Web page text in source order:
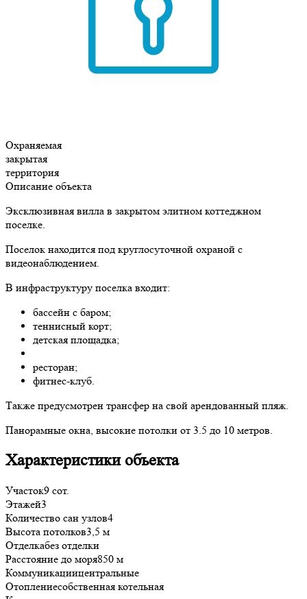
Охраняемая
закрытая
территория
Описание объекта
Эксклюзивная вилла в закрытом элитном коттеджном
поселке.
Поселок находится под круглосуточной охраной с
видеонаблюдением.
В инфраструктуру поселка входит:
бассейн с баром;
теннисный корт;
детская площадка;
ресторан;
фитнес-клуб.
Также предусмотрен трансфер на свой арендованный пляж.
Панорамные окна, высокие потолки от 3.5 до 10 метров.
Характеристики объекта
Участок9 сот.
Этажей3
Количество сан узлов4
Высота потолков3,5 м
Отделкабез отделки
Расстояние до моря850 м
Коммуникациицентральные
Отоплениесобственная котельная